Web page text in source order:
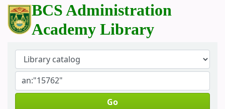
BCS Administration
Academy Library
Go